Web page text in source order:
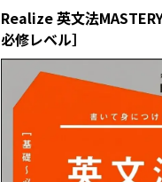
Realize 英文法
必修レベル］